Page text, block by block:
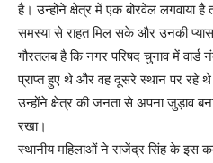
है। उन्होंने क्षेत्र में एक बोरवेल लगवाया है
समस्या से राहत मिल सके और उनकी
गौरतलब है कि नगर परिषद चुनाव में
प्राप्त हुए थे और वह दूसरे स्थान पर रहे
उन्होंने क्षेत्र की जनता से अपना जुड़ाव
रखा।
स्थानीय महिलाओं ने राजेंद्र सिंह के इस